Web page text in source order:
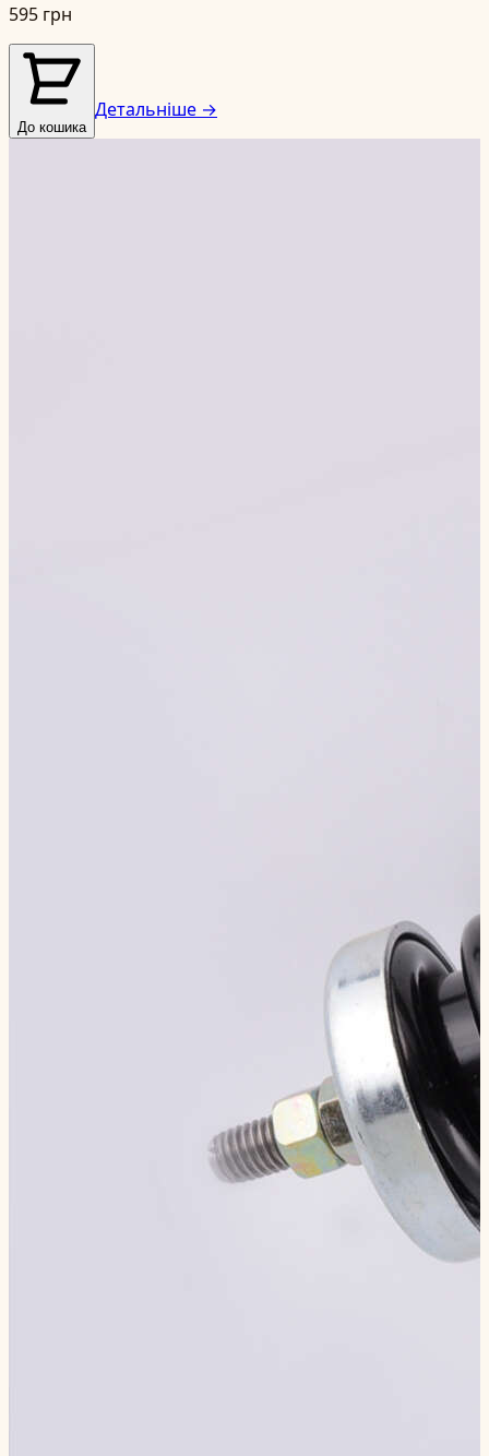
595 грн
До кошика
Детальніше →